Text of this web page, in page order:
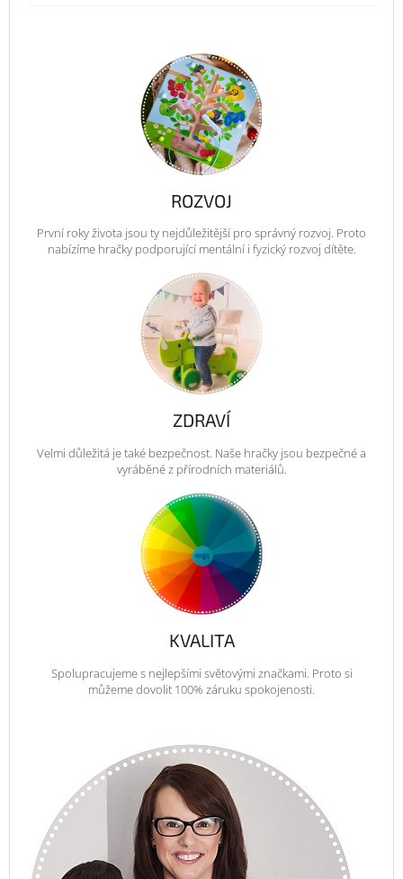
ROZVOJ
První roky života jsou ty nejdůležitější pro správný rozvoj. Proto
nabízíme hračky podporující mentální i fyzický rozvoj dítěte.
ZDRAVÍ
Velmi důležitá je také bezpečnost. Naše hračky jsou bezpečné a
vyráběné z přírodních materiálů.
KVALITA
Spolupracujeme s nejlepšími světovými značkami. Proto si
můžeme dovolit 100% záruku spokojenosti.